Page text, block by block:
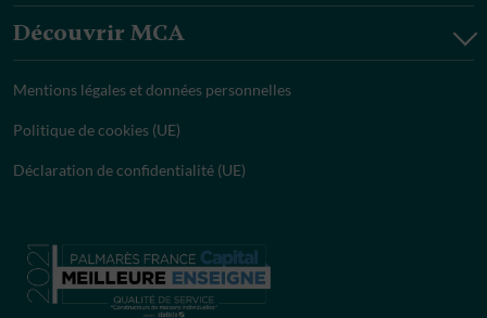
Découvrir MCA
Mentions légales et données personnelles
Politique de cookies (UE)
Déclaration de confidentialité (UE)